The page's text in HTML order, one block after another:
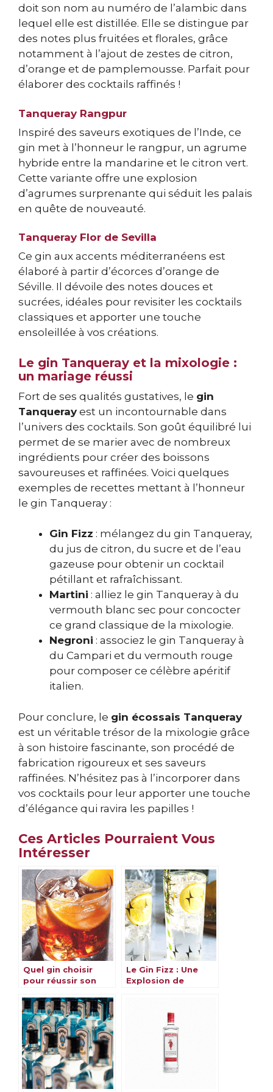
doit son nom au numéro de l’alambic dans
lequel elle est distillée. Elle se distingue par
des notes plus fruitées et florales, grâce
notamment à l’ajout de zestes de citron,
d’orange et de pamplemousse. Parfait pour
élaborer des cocktails raffinés !
Tanqueray Rangpur
Inspiré des saveurs exotiques de l’Inde, ce
gin met à l’honneur le rangpur, un agrume
hybride entre la mandarine et le citron vert.
Cette variante offre une explosion
d’agrumes surprenante qui séduit les palais
en quête de nouveauté.
Tanqueray Flor de Sevilla
Ce gin aux accents méditerranéens est
élaboré à partir d’écorces d’orange de
Séville. Il dévoile des notes douces et
sucrées, idéales pour revisiter les cocktails
classiques et apporter une touche
ensoleillée à vos créations.
Le gin Tanqueray et la mixologie :
un mariage réussi
Fort de ses qualités gustatives, le gin
Tanqueray est un incontournable dans
l’univers des cocktails. Son goût équilibré lui
permet de se marier avec de nombreux
ingrédients pour créer des boissons
savoureuses et raffinées. Voici quelques
exemples de recettes mettant à l’honneur
le gin Tanqueray :
Gin Fizz : mélangez du gin Tanqueray,
du jus de citron, du sucre et de l’eau
gazeuse pour obtenir un cocktail
pétillant et rafraîchissant.
Martini : alliez le gin Tanqueray à du
vermouth blanc sec pour concocter
ce grand classique de la mixologie.
Negroni : associez le gin Tanqueray à
du Campari et du vermouth rouge
pour composer ce célèbre apéritif
italien.
Pour conclure, le gin écossais Tanqueray
est un véritable trésor de la mixologie grâce
à son histoire fascinante, son procédé de
fabrication rigoureux et ses saveurs
raffinées. N’hésitez pas à l’incorporer dans
vos cocktails pour leur apporter une touche
d’élégance qui ravira les papilles !
Ces Articles Pourraient Vous
Intéresser
Quel gin choisir
pour réussir son
Le Gin Fizz : Une
Explosion de